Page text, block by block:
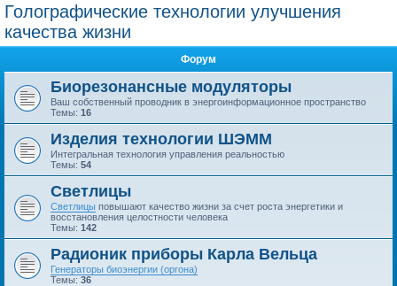
Голографические технологии улучшения
качества жизни
Форум
Биорезонансные модуляторы
Ваш собственный проводник в энергоинформационное пространство
Темы: 16
Изделия технологии ШЭММ
Интегральная технология управления реальностью
Темы: 54
Светлицы
Светлицы повышают качество жизни за счет роста энергетики и
восстановления целостности человека
Темы: 142
Радионик приборы Карла Вельца
Генераторы биоэнергии (оргона)
Темы: 36